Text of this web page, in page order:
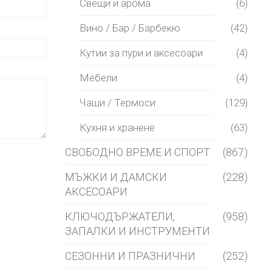
Свещи и арома (6)
Вино / Бар / Барбекю (42)
Кутии за пури и аксесоари (4)
Мебели (4)
Чаши / Термоси (129)
Кухня и хранене (63)
СВОБОДНО ВРЕМЕ И СПОРТ
(867)
МЪЖКИ И ДАМСКИ
АКСЕСОАРИ
(228)
КЛЮЧОДЪРЖАТЕЛИ,
ЗАПАЛКИ И ИНСТРУМЕНТИ
(958)
СЕЗОННИ И ПРАЗНИЧНИ (252)